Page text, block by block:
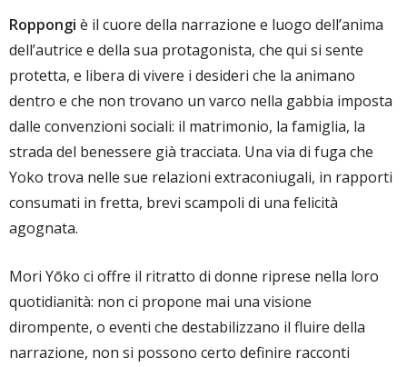
Roppongi è il cuore della narrazione e luogo dell’anima
dell’autrice e della sua protagonista, che qui si sente
protetta, e libera di vivere i desideri che la animano
dentro e che non trovano un varco nella gabbia imposta
dalle convenzioni sociali: il matrimonio, la famiglia, la
strada del benessere già tracciata. Una via di fuga che
Yoko trova nelle sue relazioni extraconiugali, in rapporti
consumati in fretta, brevi scampoli di una felicità
agognata.
Mori Yōko ci offre il ritratto di donne riprese nella loro
quotidianità: non ci propone mai una visione
dirompente, o eventi che destabilizzano il fluire della
narrazione, non si possono certo definire racconti